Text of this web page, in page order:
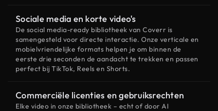
Sociale media en korte video's
De social media-ready bibliotheek van Coverr is
samengesteld voor directe interactie. Onze verticale en
mobielvriendelijke formats helpen je om binnen de
eerste drie seconden de aandacht te trekken en passen
perfect bij TikTok, Reels en Shorts.
Commerciële licenties en gebruiksrechten
Elke video in onze bibliotheek – echt of door AI